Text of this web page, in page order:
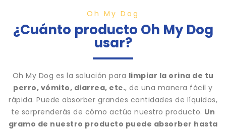
Oh My Dog
¿Cuánto producto Oh My Dog
usar?
Oh My Dog es la solución para limpiar la orina de tu
perro, vómito, diarrea, etc., de una manera fácil y
rápida. Puede absorber grandes cantidades de líquidos,
te sorprenderás de cómo actúa nuestro producto. Un
gramo de nuestro producto puede absorber hasta